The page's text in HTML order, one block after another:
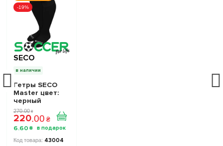
-19%
SECO
в наличии
Гетры SECO
Master цвет:
черный
270.00 ₴
220.00 ₴
6.60 ₴
43004